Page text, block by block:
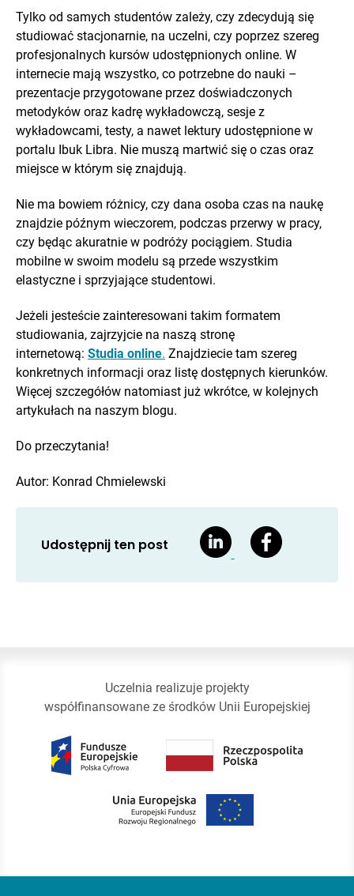
Tylko od samych studentów zależy, czy zdecydują się
studiować stacjonarnie, na uczelni, czy poprzez szereg
profesjonalnych kursów udostępnionych online. W
internecie mają wszystko, co potrzebne do nauki –
prezentacje przygotowane przez doświadczonych
metodyków oraz kadrę wykładowczą, sesje z
wykładowcami, testy, a nawet lektury udostępnione w
portalu Ibuk Libra. Nie muszą martwić się o czas oraz
miejsce w którym się znajdują.
Nie ma bowiem różnicy, czy dana osoba czas na naukę
znajdzie późnym wieczorem, podczas przerwy w pracy,
czy będąc akuratnie w podróży pociągiem. Studia
mobilne w swoim modelu są przede wszystkim
elastyczne i sprzyjające studentowi.
Jeżeli jesteście zainteresowani takim formatem
studiowania, zajrzyjcie na naszą stronę
internetową: Studia online. Znajdziecie tam szereg
konkretnych informacji oraz listę dostępnych kierunków.
Więcej szczegółów natomiast już wkrótce, w kolejnych
artykułach na naszym blogu.
Do przeczytania!
Autor: Konrad Chmielewski
Udostępnij ten post
Uczelnia realizuje projekty
współfinansowane ze środków Unii Europejskiej